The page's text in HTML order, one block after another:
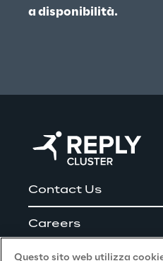
a disponibilità.
Contact Us
Careers
Questo sito web utilizza